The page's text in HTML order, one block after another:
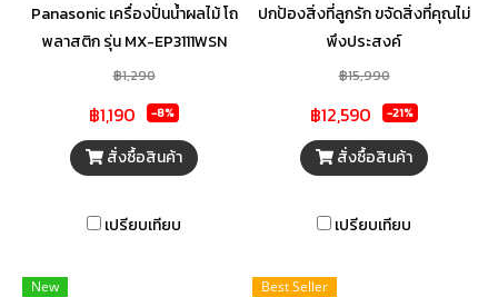
Panasonic เครื่องปั่นน้ำผลไม้ โถ
พลาสติก รุ่น MX-EP3111WSN
กำลังไฟ 450 วัตต์ ความจุ 1 ลิตร
฿1,290
฿1,190 -8%
สั่งซื้อสินค้า
เปรียบเทียบ
ปกป้องสิ่งที่ลูกรัก ขจัดสิ่งที่คุณไม่
พึงประสงค์
฿15,990
฿12,590 -21%
สั่งซื้อสินค้า
เปรียบเทียบ
New Best Seller